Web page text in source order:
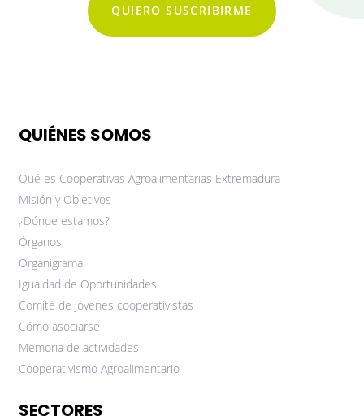
QUIERO SUSCRIBIRME
QUIÉNES SOMOS
Qué es Cooperativas Agroalimentarias Extremadura
Misión y Objetivos
¿Dónde estamos?
Órganos
Organigrama
Igualdad de Oportunidades
Comité de jóvenes cooperativistas
Cómo asociarse
Memoria de actividades
Cooperativismo Agroalimentario
SECTORES